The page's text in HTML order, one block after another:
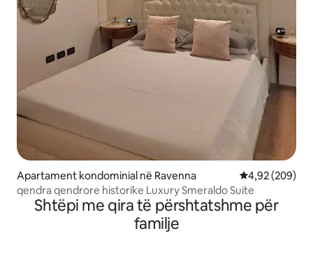
Apartament kondominial në Ravenna Vlerësimi
4,92 (209)
qendra qendrore historike Luxury Smeraldo Suite
Shtëpi me qira të përshtatshme për
familje